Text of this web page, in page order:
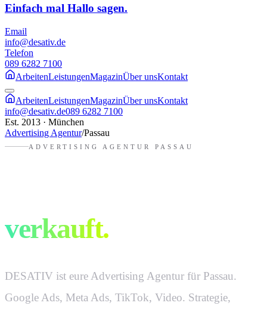
Einfach mal Hallo sagen.
Email
info@desativ.de
Telefon
089 6282 7100
ArbeitenLeistungenMagazinÜber unsKontakt
ArbeitenLeistungenMagazinÜber unsKontakt
info@desativ.de089 6282 7100
Est. 2013 · München
Advertising Agentur/Passau
ADVERTISING AGENTUR PASSAU
verkauft.
DESATIV ist eure Advertising Agentur für Passau.
Google Ads, Meta Ads, TikTok, Video. Strategie,